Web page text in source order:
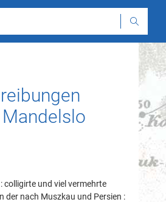
colligirte und viel vermehrte
der nach Muszkau und Persien :